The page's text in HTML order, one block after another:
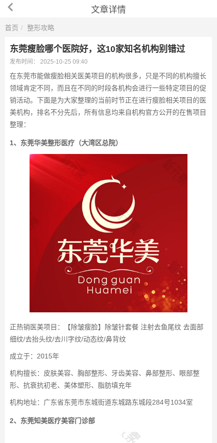
文章详情
首页 整形攻略
东莞瘦脸哪个医院好，这10家知名机构别错过
发布时间： 2025-10-25 09:40
在东莞市能做瘦脸相关医美项目的机构很多，只是不同的机构擅长
领域肯定不同，而且在不同的时段各机构会进行一些特定项目的促
销活动。下面是为大家整理的当前时节正在进行瘦脸相关项目的医
美机构，排名不分先后，所有信息均来自机构官方公开的在售项目
整理：
1、东莞华美整形医疗（大湾区总院）
正热销医美项目：【除皱瘦脸】除皱针套餐 注射去鱼尾纹 去面部
细纹/去抬头纹/去川字纹/动态纹/鼻背纹
成立于：2015年
机构擅长：皮肤美容、胸部整形、牙齿美容、鼻部整形、眼部整
形、抗衰抗初老、美体塑形、脂肪填充年
机构地址：广东省东莞市东城街道东城路东城段284号1034室
2、东莞知美医疗美容门诊部